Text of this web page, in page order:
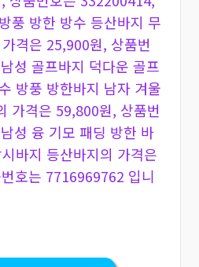
풍 방한 방수 등산바지 무
격은 25,900원, 상품번
성 골프바지 덕다운 골프
방풍 방한바지 남자 겨울
가격은 59,800원, 상품번
성 융 기모 패딩 방한 바
바지 등산바지의 가격은
호는 7716969762 입니